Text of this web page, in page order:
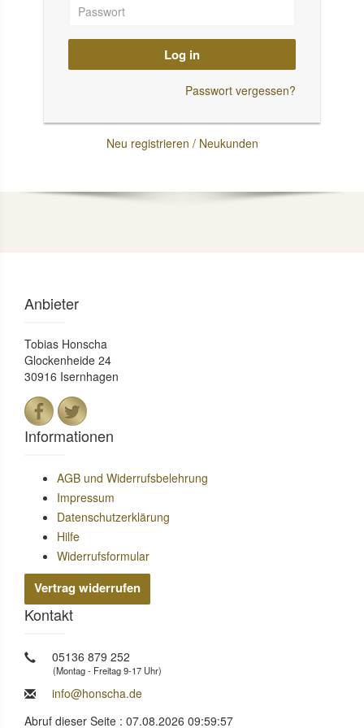
Log in
Passwort vergessen?
Neu registrieren / Neukunden
Anbieter
Tobias Honscha
Glockenheide 24
30916 Isernhagen
Informationen
AGB und Widerrufsbelehrung
Impressum
Datenschutzerklärung
Hilfe
Widerrufsformular
Vertrag widerrufen
Kontakt
05136 879 252
(Montag - Freitag 9-17 Uhr)
info@honscha.de
Abruf dieser Seite : 07.08.2026 09:59:57